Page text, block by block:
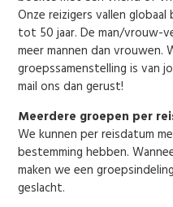
Onze reizigers vallen
tot 50 jaar. De man/vrouw-
meer mannen dan vrouwen.
groepssamenstelling is van
mail ons dan gerust!
Meerdere groepen per
We kunnen per reisdatum
bestemming hebben.
maken we een
geslacht.